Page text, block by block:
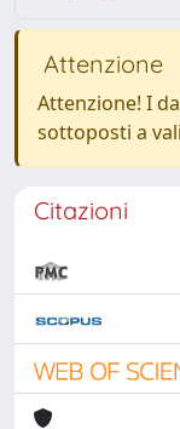
Attenzione
Attenzione! I
sottoposti a
Citazioni